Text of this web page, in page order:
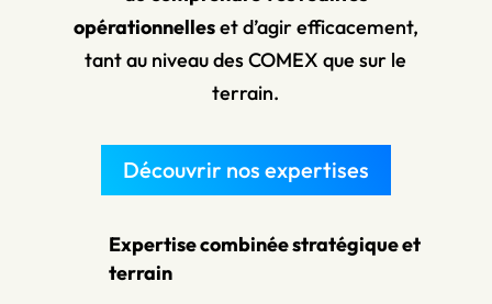
opérationnelleset d’agir efficacement,
tant au niveau des COMEX que sur le
terrain.
Découvrir nos expertises
Expertise combinée stratégique et
terrain